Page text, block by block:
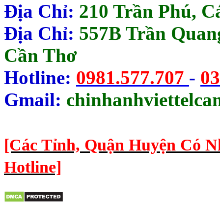
Địa Chỉ: 210 Trần Phú,
Địa Chỉ: 557B Trần
Cần Thơ
Hotline: 0981.577.707 -
Gmail:
[Các Tỉnh, Quận Huyện Có
Hotline]